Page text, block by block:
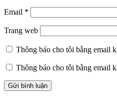
Email *
Trang web
Thông báo cho tôi bằng email
Thông báo cho tôi bằng email